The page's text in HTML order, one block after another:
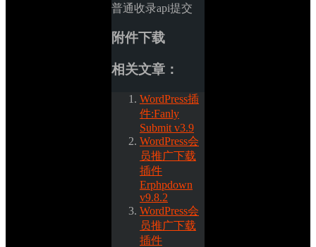
普通收录api提交
附件下载
相关文章：
WordPress插
件:Fanly
Submit v3.9
WordPress会
员推广下载
插件
Erphpdown
v9.8.2
WordPress会
员推广下载
插件